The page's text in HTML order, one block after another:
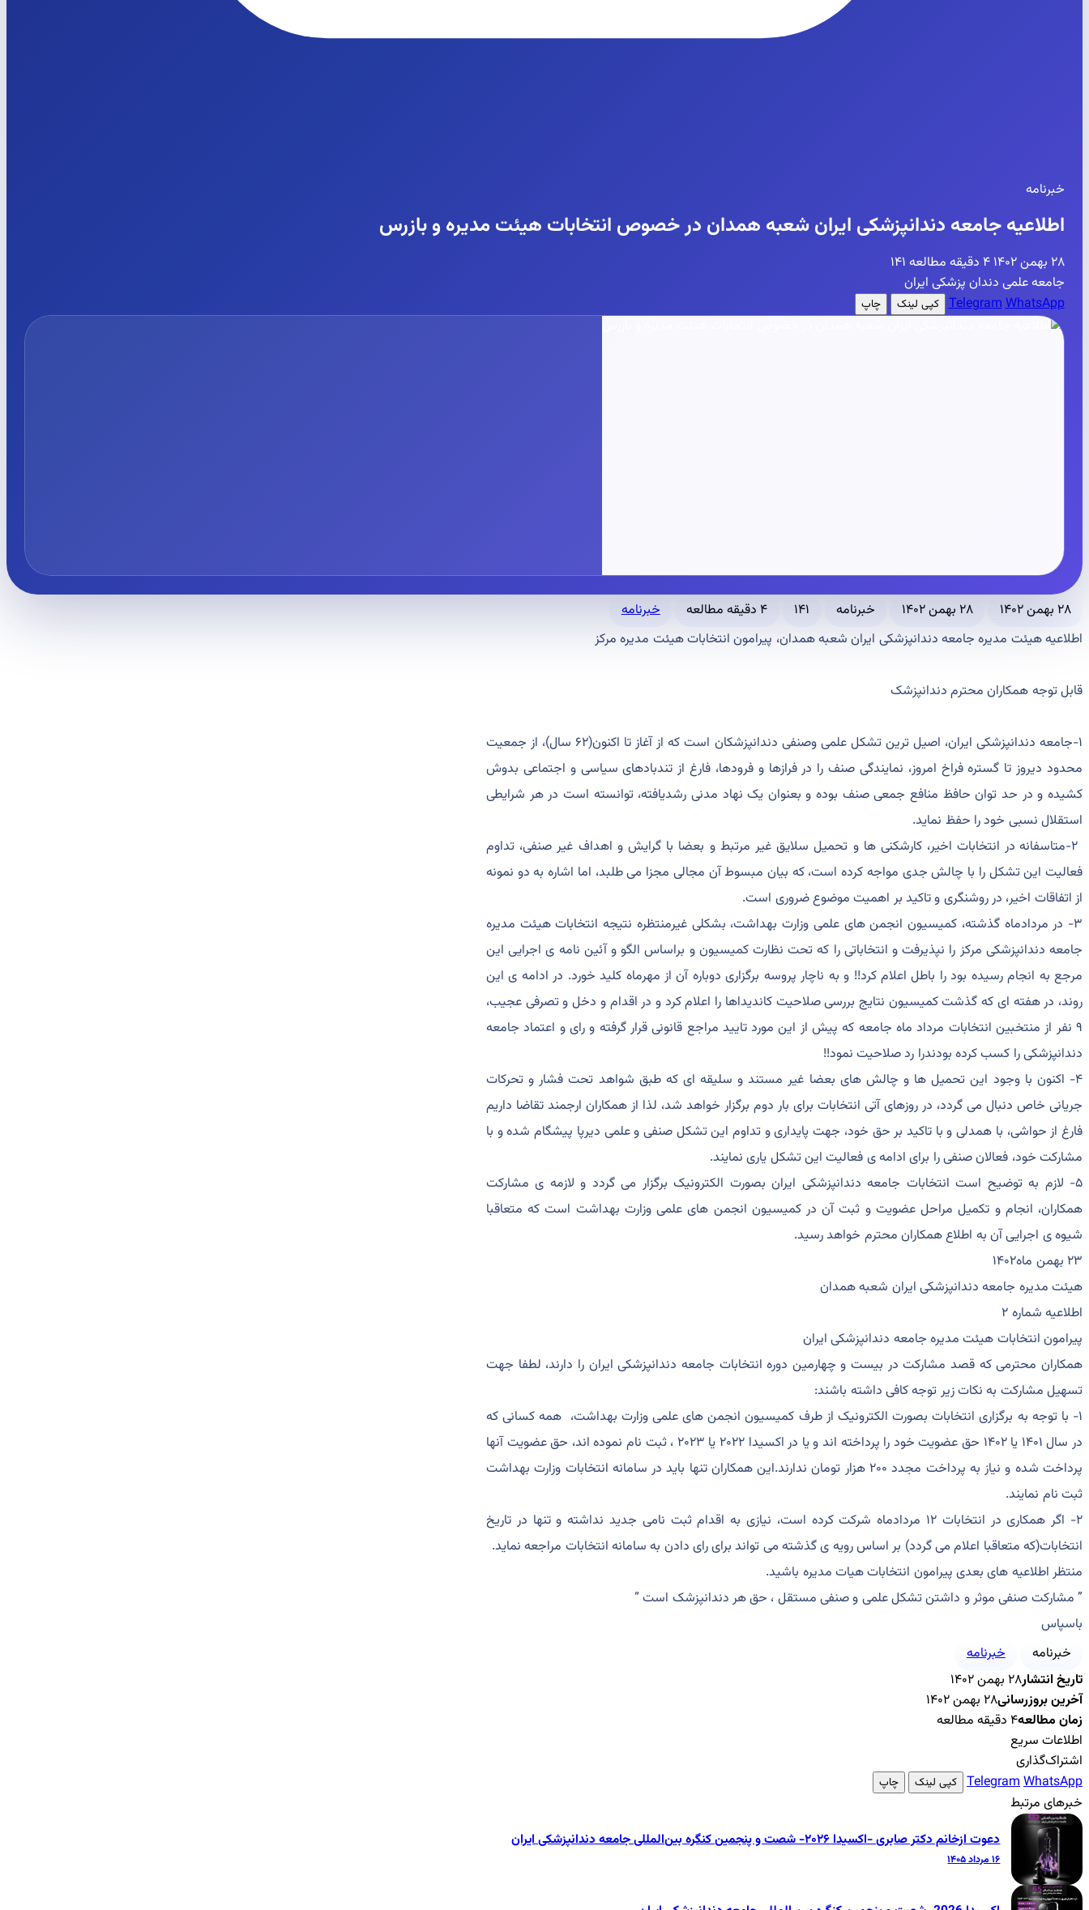
خبرنامه
اطلاعیه جامعه دندانپزشکی ایران شعبه همدان در خصوص انتخابات هیئت مدیره و بازرس
۲۸ بهمن ۱۴۰۲ ۴ دقیقه مطالعه
۱۴۱
جامعه علمی دندان پزشکی ایران
TelegramWhatsApp کپی لینک چاپ
۲۸ بهمن ۱۴۰۲ ۲۸ بهمن ۱۴۰۲ خبرنامه ۱۴۱ ۴ دقیقه مطالعه
خبرنامه
اطلاعیه هیئت مدیره جامعه دندانپزشکی ایران شعبه همدان، پیرامون انتخابات هیئت مدیره مرکز
قابل توجه همکاران محترم دندانپزشک
۱-جامعه دندانپزشکی ایران، اصیل ترین تشکل علمی وصنفی دندانپزشکان است که از آغاز تا اکنون(۶۲ سال)، از جمعیت
محدود دیروز تا گستره فراخ امروز، نمایندگی صنف را در فرازها و فرودها، فارغ از تندبادهای سیاسی و اجتماعی بدوش
کشیده و در حد توان حافظ منافع جمعی صنف بوده و بعنوان یک نهاد مدنی رشدیافته، توانسته است در هر شرایطی
استقلال نسبی خود را حفظ نماید.
۲-متاسفانه در انتخابات اخیر، کارشکنی ها و تحمیل سلایق غیر مرتبط و بعضا با گرایش و اهداف غیر صنفی، تداوم
فعالیت این تشکل را با چالش جدی مواجه کرده است، که بیان مبسوط آن مجالی مجزا می طلبد، اما اشاره به دو نمونه
از اتفاقات اخیر، در روشنگری و تاکید بر اهمیت موضوع ضروری است.
۳- در مردادماه گذشته، کمیسیون انجمن های علمی وزارت بهداشت، بشکلی غیرمنتظره نتیجه انتخابات هیئت مدیره
جامعه دندانپزشکی مرکز را نپذیرفت و انتخاباتی را که تحت نظارت کمیسیون و براساس الگو و آئین نامه ی اجرایی این
مرجع به انجام رسیده بود را باطل اعلام کرد!! و به ناچار پروسه برگزاری دوباره آن از مهرماه کلید خورد. در ادامه ی این
روند، در هفته ای که گذشت کمیسیون نتایج بررسی صلاحیت کاندیداها را اعلام کرد و در اقدام و دخل و تصرفی عجیب،
۹ نفر از منتخبین انتخابات مرداد ماه جامعه که پیش از این مورد تایید مراجع قانونی قرار گرفته و رای و اعتماد جامعه
دندانپزشکی را کسب کرده بودندرا رد صلاحیت نمود!!
۴- اکنون با وجود این تحمیل ها و چالش های بعضا غیر مستند و سلیقه ای که طبق شواهد تحت فشار و تحرکات
جریانی خاص دنبال می گردد، در روزهای آتی انتخابات برای بار دوم برگزار خواهد شد، لذا از همکاران ارجمند تقاضا داریم
فارغ از حواشی، با همدلی و با تاکید بر حق خود، جهت پایداری و تداوم این تشکل صنفی و علمی دیرپا پیشگام شده و با
مشارکت خود، فعالان صنفی را برای ادامه ی فعالیت این تشکل یاری نمایند.
۵- لازم به توضیح است انتخابات جامعه دندانپزشکی ایران بصورت الکترونیک برگزار می گردد و لازمه ی مشارکت
همکاران، انجام و تکمیل مراحل عضویت و ثبت آن در کمیسیون انجمن های علمی وزارت بهداشت است که متعاقبا
شیوه ی اجرایی آن به اطلاع همکاران محترم خواهد رسید.
۲۳ بهمن ماه۱۴۰۲
هیئت مدیره جامعه دندانپزشکی ایران شعبه همدان
اطلاعیه شماره ۲
پیرامون انتخابات هیئت مدیره جامعه دندانپزشکی ایران
همکاران محترمی که قصد مشارکت در بیست و چهارمین دوره انتخابات جامعه دندانپزشکی ایران را دارند، لطفا جهت
تسهیل مشارکت به نکات زیر توجه کافی داشته باشند:
۱- با توجه به برگزاری انتخابات بصورت الکترونیک از طرف کمیسیون انجمن های علمی وزارت بهداشت، همه کسانی که
در سال ۱۴۰۱ یا ۱۴۰۲ حق عضویت خود را پرداخته اند و یا در اکسیدا ۲۰۲۲ یا ۲۰۲۳ ، ثبت نام نموده اند، حق عضویت آنها
پرداخت شده و نیاز به پرداخت مجدد ۲۰۰ هزار تومان ندارند.این همکاران تنها باید در سامانه انتخابات وزارت بهداشت
ثبت نام نمایند.
۲- اگر همکاری در انتخابات ۱۲ مردادماه شرکت کرده است، نیازی به اقدام ثبت نامی جدید نداشته و تنها در تاریخ
انتخابات(که متعاقبا اعلام می گردد) بر اساس رویه ی گذشته می تواند برای رای دادن به سامانه انتخابات مراجعه نماید.
منتظر اطلاعیه های بعدی پیرامون انتخابات هیات مدیره باشید.
” مشارکت صنفی موثر و داشتن تشکل علمی و صنفی مستقل ، حق هر دندانپزشک است “
باسپاس
خبرنامه
خبرنامه
تاریخ انتشار۲۸ بهمن ۱۴۰۲
آخرین بروزرسانی۲۸ بهمن ۱۴۰۲
زمان مطالعه۴ دقیقه مطالعه
اطلاعات سریع
اشتراک‌گذاری
TelegramWhatsApp کپی لینک چاپ
خبرهای مرتبط
دعوت ازخانم دکتر صابری -اکسیدا ۲۰۲۶- شصت و پنجمین کنگره بین‌المللی جامعه دندانپزشکی ایران
۱۶ مرداد ۱۴۰۵